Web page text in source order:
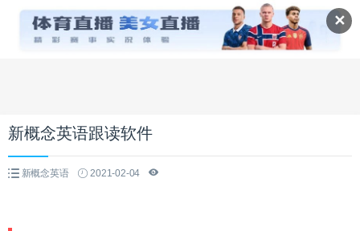
✕
新概念英语跟读软件
新概念英语 2021-02-04